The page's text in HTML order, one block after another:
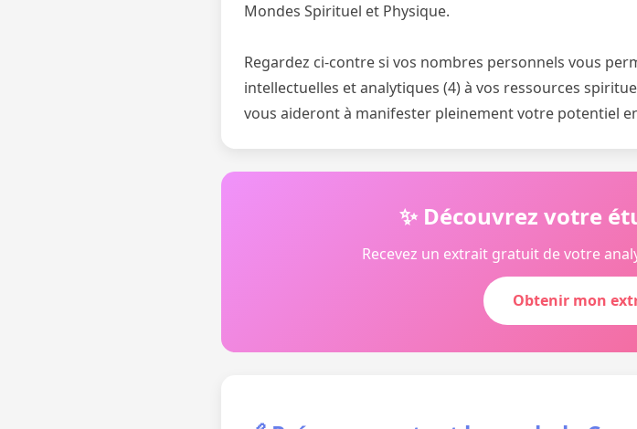
Mondes Spirituel et Physique.
Regardez ci-contre si vos nombres personnels vous
intellectuelles et analytiques (4) à vos ressources
vous aideront à manifester pleinement votre potentiel
✨ Découvrez votre
Recevez un extrait gratuit de votre
Obtenir mon